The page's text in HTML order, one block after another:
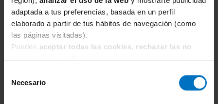
adaptada a tus preferencias, basada en un perfil
elaborado a partir de tus hábitos de navegación (como
las páginas visitadas).
Puedes aceptar todas las cookies, rechazar las no
Necesario
PRIMADONNA SWIM
Parte de arriba bikini Primadonna Swim Nayarit con
aros 4011510 Water Blue
86,30 € 60,41 €